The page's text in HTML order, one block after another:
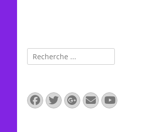
Rechercher :
Facebook
Twitter
Googleplus
E-
mail
YouTube